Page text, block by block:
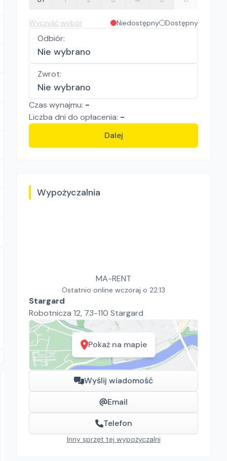
Wyczyść wybór Niedostępny Dostępny
Odbiór:
Nie wybrano
Zwrot:
Nie wybrano
Czas wynajmu: -
Liczba dni do opłacenia: -
Dalej
Wypożyczalnia
MA-RENT
Ostatnio online wczoraj o 22:13
Stargard
Robotnicza 12, 73-110 Stargard
Pokaż na mapie
Wyślij wiadomość
Email
Telefon
Inny sprzęt tej wypożyczalni